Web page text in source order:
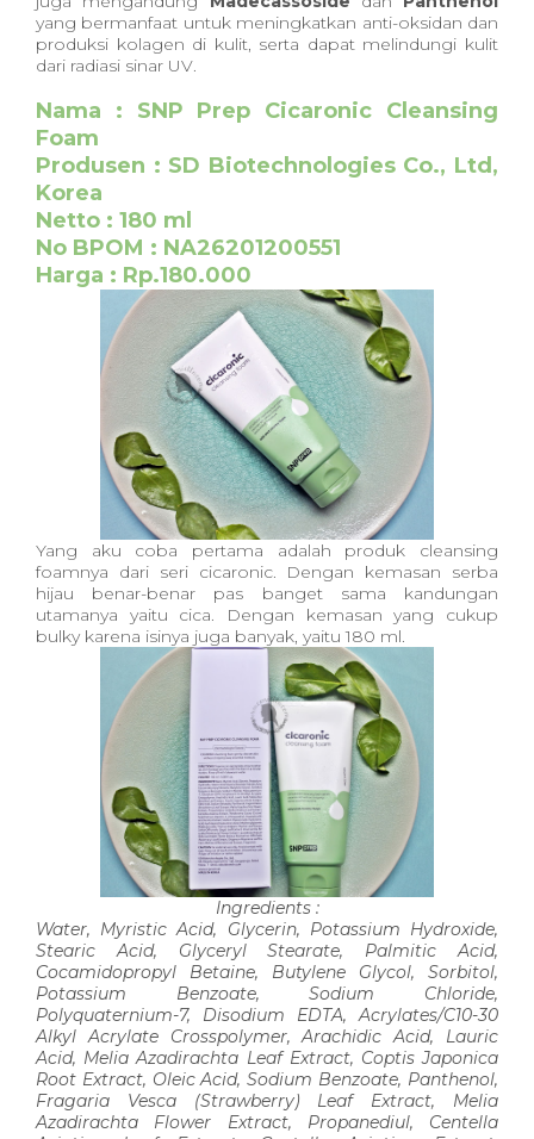
yang bermanfaat untuk meningkatkan anti-oksidan dan
produksi kolagen di kulit, serta dapat melindungi kulit
dari radiasi sinar UV.
Nama : SNP Prep Cicaronic Cleansing
Foam
Produsen : SD Biotechnologies Co., Ltd,
Korea
Netto : 180 ml
No BPOM : NA26201200551
Harga : Rp.180.000
Yang aku coba pertama adalah produk cleansing
foamnya dari seri cicaronic. Dengan kemasan serba
hijau benar-benar pas banget sama kandungan
utamanya yaitu cica. Dengan kemasan yang cukup
bulky karena isinya juga banyak, yaitu 180 ml.
Ingredients :
Water, Myristic Acid, Glycerin, Potassium Hydroxide,
Stearic Acid, Glyceryl Stearate, Palmitic Acid,
Cocamidopropyl Betaine, Butylene Glycol, Sorbitol,
Potassium Benzoate, Sodium Chloride,
Polyquaternium-7, Disodium EDTA, Acrylates/C10-30
Alkyl Acrylate Crosspolymer, Arachidic Acid, Lauric
Acid, Melia Azadirachta Leaf Extract, Coptis Japonica
Root Extract, Oleic Acid, Sodium Benzoate, Panthenol,
Fragaria Vesca (Strawberry) Leaf Extract, Melia
Azadirachta Flower Extract, Propanediul, Centella